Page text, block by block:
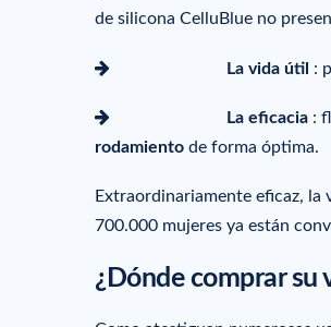
de silicona CelluBlue no
La vida útil :
La eficacia :
rodamiento de forma óptima.
Extraordinariamente eficaz, la
700.000 mujeres ya están
¿Dónde comprar su